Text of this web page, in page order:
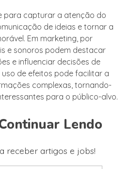
para capturar a atenção do
de ideias e tornar a
Em marketing, por
e sonoros podem destacar
e influenciar decisões de
uso de efeitos pode facilitar a
complexas, tornando-
para o público-alvo.
Lendo
receber artigos e jobs!